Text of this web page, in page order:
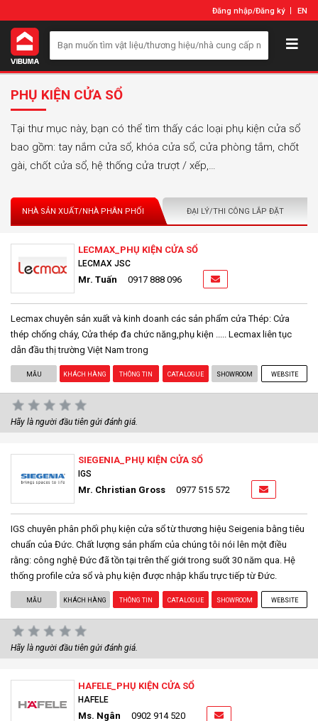
Đăng nhập/Đăng ký EN
PHỤ KIỆN CỬA SỔ
Tại thư mục này, bạn có thể tìm thấy các loại phụ kiện cửa sổ
bao gồm: tay nắm cửa sổ, khóa cửa sổ, cửa phòng tắm, chốt
gài, chốt cửa sổ, hệ thống cửa trượt / xếp,…
NHÀ SẢN XUẤT/NHÀ PHÂN PHỐI ĐẠI LÝ/THI CÔNG LẮP ĐẶT
LECMAX_PHỤ KIỆN CỬA SỔ
LECMAX JSC
Mr. Tuấn 0917 888 096
Lecmax chuyên sản xuất và kinh doanh các sản phẩm cửa Thép: Cửa
thép chống cháy, Cửa thép đa chức năng,phụ kiện ..... Lecmax liên tục
dẫn đầu thị trường Việt Nam trong
MẪU KHÁCH HÀNG THÔNG TIN CATALOGUE SHOWROOM WEBSITE
Hãy là người đầu tiên gửi đánh giá.
SIEGENIA_PHỤ KIỆN CỬA SỔ
IGS
Mr. Christian Gross 0977 515 572
IGS chuyên phân phối phụ kiện cửa sổ từ thương hiệu Seigenia bằng tiêu
chuẩn của Đức. Chất lượng sản phẩm của chúng tôi nói lên một điều
rằng: công nghệ Đức đã tồn tại trên thế giới trong suốt 30 năm qua. Hệ
thống profile cửa sổ và phụ kiện được nhập khẩu trực tiếp từ Đức.
MẪU KHÁCH HÀNG THÔNG TIN CATALOGUE SHOWROOM WEBSITE
Hãy là người đầu tiên gửi đánh giá.
HAFELE_PHỤ KIỆN CỬA SỔ
HAFELE
Ms. Ngân 0902 914 520